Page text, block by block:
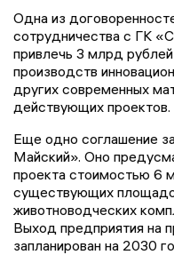
Одна из
сотрудничества с ГК
привлечь 3 млрд
производств
других современных
действующих проектов.
Еще одно соглашение
Майский». Оно
проекта стоимостью 6
существующих
животноводческих
Выход предприятия на
запланирован на 2030